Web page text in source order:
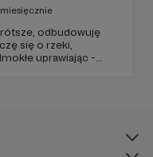
miesięcznie
odbudowuję
się o rzeki,
uprawiając -